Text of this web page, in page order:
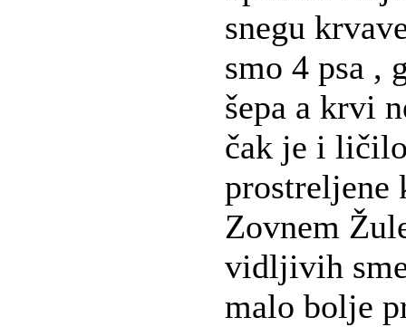
snegu
smo 4 psa ,
šepa a krvi
čak je i
Zovnem
vidljivih
malo bolje